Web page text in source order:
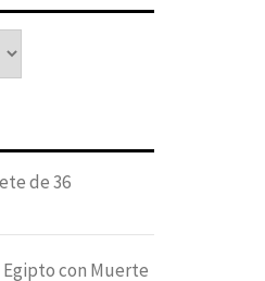
de 36
Egipto con Muerte